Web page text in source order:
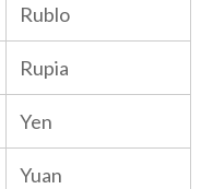
Rublo
Rupia
Yen
Yuan